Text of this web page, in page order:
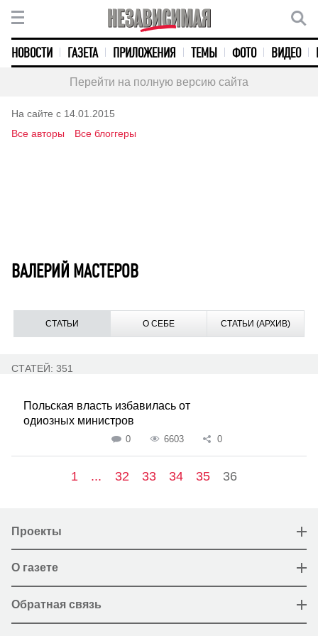
НОВОСТИ ГАЗЕТА ПРИЛОЖЕНИЯ ТЕМЫ ФОТО ВИДЕО
Перейти на полную версию сайта
На сайте с 14.01.2015
Все авторы
Все блоггеры
ВАЛЕРИЙ МАСТЕРОВ
СТАТЬИ О СЕБЕ СТАТЬИ (АРХИВ)
СТАТЕЙ: 351
Польская власть избавилась от
одиозных министров
0 6603 0
1 ... 32 33 34 35 36
Проекты
О газете
Обратная связь